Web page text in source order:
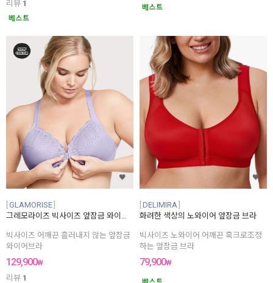
리뷰 1
GLAMORISE
빅사이즈 어깨끈 흘러내지 않는 앞잠금
와이어브라
129,900₩
리뷰 1
DELIMIRA
화려한 색상의 노와이어 앞잠금 브라
빅사이즈 노와이어 어깨끈 훅크로조정
하는 앞잠금 브라
79,900₩